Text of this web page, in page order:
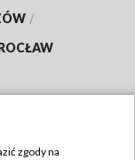
/
zgody na